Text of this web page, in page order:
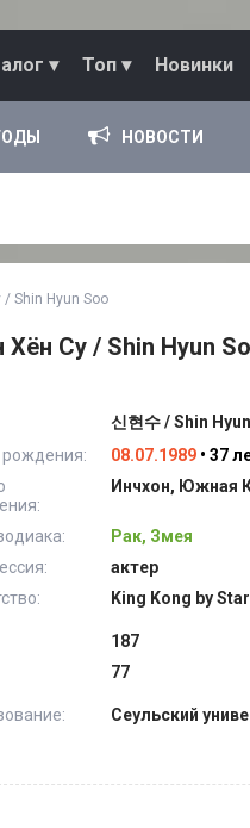
▾ Топ ▾ Новинки
НОВОСТИ
Shin Hyun Soo
Су / Shin Hyun
신현수 / Shin
08.07.1989 • 37
Инчхон, Южная
Рак, Змея
актер
King Kong by
187
77
Сеульский